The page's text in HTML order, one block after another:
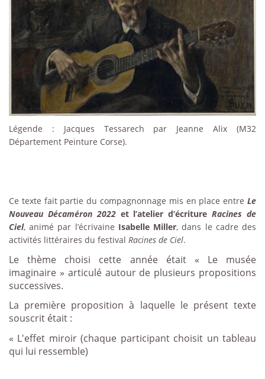
Légende : Jacques Tessarech par Jeanne Alix (M32
Département Peinture Corse).
Ce texte fait partie du compagnonnage mis en place entre Le
Nouveau Décaméron 2022et l’atelier d’écritureRacines de
Ciel, animé par l’écrivaine Isabelle Miller, dans le cadre des
activités littéraires du festival Racines de Ciel.
Le thème choisi cette année était « Le musée
imaginaire » articulé autour de plusieurs propositions
successives.
La première proposition à laquelle le présent texte
souscrit était :
« L'effet miroir (chaque participant choisit un tableau
qui lui ressemble)